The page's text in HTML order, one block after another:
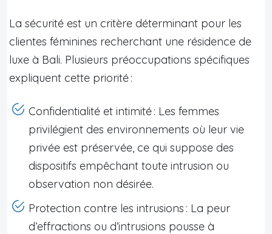
La sécurité est un critère déterminant pour les
clientes féminines recherchant une résidence de
luxe à Bali. Plusieurs préoccupations spécifiques
expliquent cette priorité :
Confidentialité et intimité : Les femmes
privilégient des environnements où leur vie
privée est préservée, ce qui suppose des
dispositifs empêchant toute intrusion ou
observation non désirée.
Protection contre les intrusions : La peur
d’effractions ou d’intrusions pousse à